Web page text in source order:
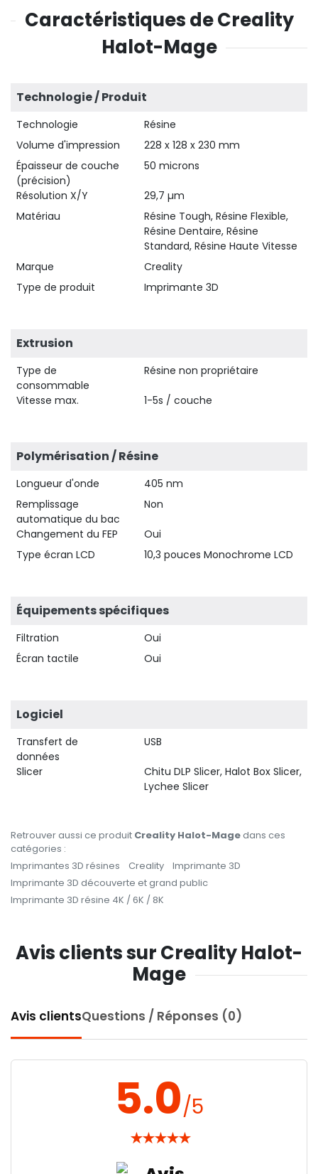
Caractéristiques de Creality
Halot-Mage
Technologie / Produit
Technologie
Résine
Volume d'impression
228 x 128 x 230 mm
Épaisseur de couche
(précision)
50 microns
Résolution X/Y
29,7 µm
Matériau
Résine Tough, Résine Flexible,
Résine Dentaire, Résine
Standard, Résine Haute Vitesse
Marque
Creality
Type de produit
Imprimante 3D
Extrusion
Type de
consommable
Résine non propriétaire
Vitesse max. 1-5s / couche
Polymérisation / Résine
Longueur d'onde
405 nm
Remplissage
automatique du bac
Non
Changement du FEP
Oui
Type écran LCD
10,3 pouces Monochrome LCD
Équipements spécifiques
Filtration
Oui
Écran tactile
Oui
Logiciel
Transfert de
données
USB
Slicer
Chitu DLP Slicer, Halot Box Slicer,
Lychee Slicer
Retrouver aussi ce produit Creality Halot-Magedans ces
catégories :
Imprimantes 3D résines
Creality
Imprimante 3D
Imprimante 3D découverte et grand public
Imprimante 3D résine 4K / 6K / 8K
Avis clients sur Creality Halot-
Mage
Avis clientsQuestions / Réponses (0)
5.0/5
★★★★★